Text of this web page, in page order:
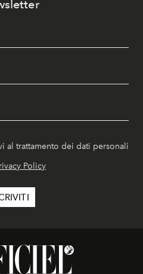
al trattamento dei dati personali
Policy